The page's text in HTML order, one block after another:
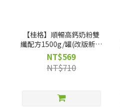
【桂格】順暢高鈣奶粉雙
纖配方1500g/罐(改版新舊
包裝隨機出貨)
NT$569
NT$710